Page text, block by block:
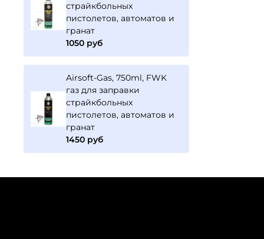
страйкбольных
пистолетов, автоматов и
гранат
1050 руб
Airsoft-Gas, 750ml, FWK
газ для заправки
страйкбольных
пистолетов, автоматов и
гранат
1450 руб